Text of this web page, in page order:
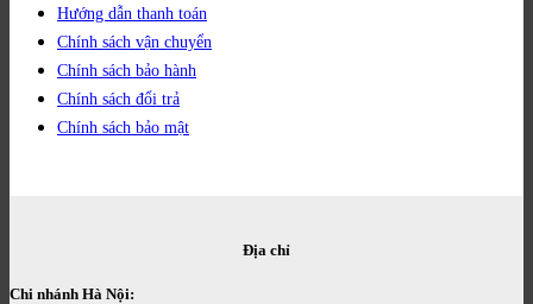
Hướng dẫn thanh toán
Chính sách vận chuyển
Chính sách bảo hành
Chính sách đổi trả
Chính sách bảo mật
Địa chỉ
Chi nhánh Hà Nội: